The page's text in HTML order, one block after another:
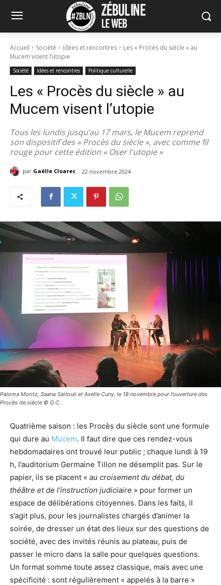
Accueil Société Idées et rencontres
Les « Procès du siècle » au
Mucem visent l’utopie
Société Idées et rencontres Politique culturelle
Les « Procès du siècle » au
Mucem visent l’utopie
Tous les lundis jusqu’au 17 mars, le Mucem reprend
son dispositif des « Procès du siècle », avec comme fil
rouge pour cette édition « Oser l'utopie »
par Gaëlle Cloarec 22 novembre 2024
Paloma Moritz, Saana Saitouli et Axelle Cuny, le 18 novembre pour l’ouverture des
Procès de siècle © G.C.
Quatrième saison : les Procès du siècle sont une formule
qui dure au Mucem. Il faut dire que ces rendez-vous
hebdomadaires ont trouvé leur public ; chaque lundi à 19
h, l’auditorium Germaine Tillon ne désemplit pas. Sur le
papier, ils se placent « au croisement du débat, du
théâtre et de l’instruction judiciaire » pour former un
espace de délibérations citoyennes. Dans les faits, il
s’agit plus, pour les journalistes chargés d’animer la
soirée, de dresser un état des lieux sur des questions de
société, avec des invités réunis au plateau, puis de
passer le micro dans la salle pour quelques questions.
Un format somme toute assez classique, mais avec une
spécificité : sont régulièrement « appelés à la barre »